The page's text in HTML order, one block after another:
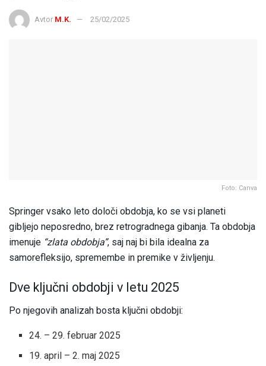
Avtor M.K. 25/02/2025
Foto: Canva
Springer vsako leto določi obdobja, ko se vsi planeti
gibljejo neposredno, brez retrogradnega gibanja. Ta obdobja
imenuje “zlata obdobja”, saj naj bi bila idealna za
samorefleksijo, spremembe in premike v življenju.
Dve ključni obdobji v letu 2025
Po njegovih analizah bosta ključni obdobji:
24. – 29. februar 2025
19. april – 2. maj 2025